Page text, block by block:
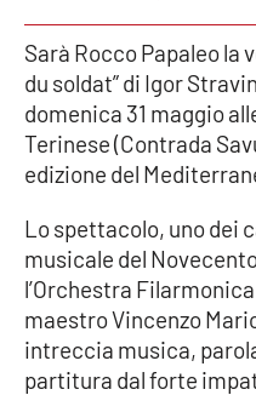
Editoriali
VIDEO
Ambiente
Cronaca
Cultura
Economia e Lavoro
Sarà Rocco Papaleo la
du soldat” di Igor
domenica 31 maggio
Terinese (Contrada
edizione del
Lo spettacolo, uno dei
musicale del
l’Orchestra
maestro Vincenzo
intreccia musica,
partitura dal forte